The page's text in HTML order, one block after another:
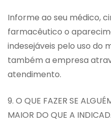
Informe ao seu médico,
farmacêutico o
indesejáveis pelo uso do
também a empresa
atendimento.
9. O QUE FAZER SE
MAIOR DO QUE A